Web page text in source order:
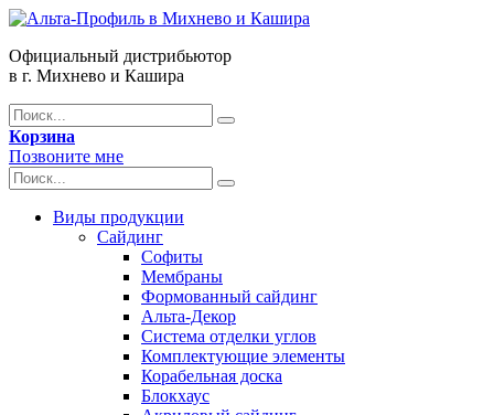
Официальный дистрибьютор
в г. Михнево и Кашира
Корзина
Позвоните мне
Виды продукции
Сайдинг
Софиты
Мембраны
Формованный сайдинг
Альта-Декор
Система отделки углов
Комплектующие элементы
Корабельная доска
Блокхаус